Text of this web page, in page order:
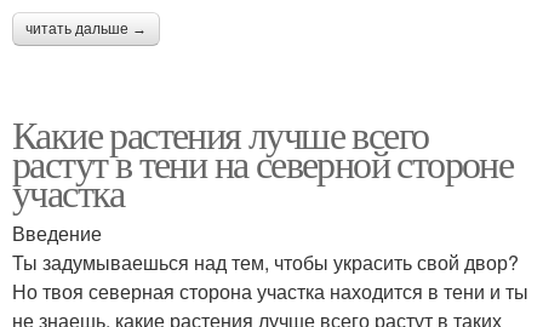
читать дальше →
Какие растения лучше всего
растут в тени на северной стороне
участка
Введение
Ты задумываешься над тем, чтобы украсить свой двор?
Но твоя северная сторона участка находится в тени и ты
не знаешь, какие растения лучше всего растут в таких